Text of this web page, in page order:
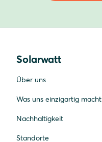
Solarwatt
Über uns
Was uns einzigartig macht
Nachhaltigkeit
Standorte